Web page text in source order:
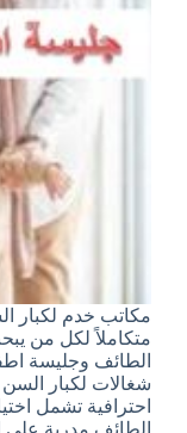
مكاتب خدم لكبار
متكاملاً لكل من
الطائف وجليسة
شغالات لكبار
احترافية تشمل
الطائف مدربة على